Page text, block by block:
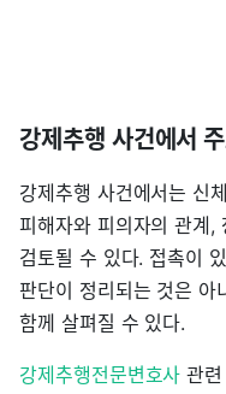
강제추행 사건에서
강제추행 사건에서는 신
피해자와 피의자의 관계,
검토될 수 있다. 접촉이
판단이 정리되는 것은 아
함께 살펴질 수 있다.
강제추행전문변호사 관